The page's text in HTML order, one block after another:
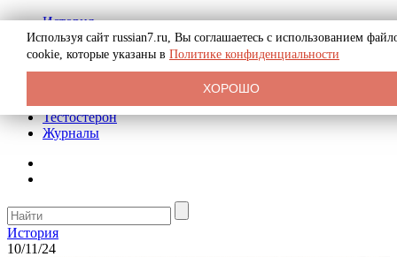
История
Биография
Криминал
Реклама на сайте
Тестостерон
Журналы
История
10/11/24
Используя сайт russian7.ru, Вы соглашаетесь с использованием
cookie, которые указаны в Политике конфиденциальности
ХОРОШО